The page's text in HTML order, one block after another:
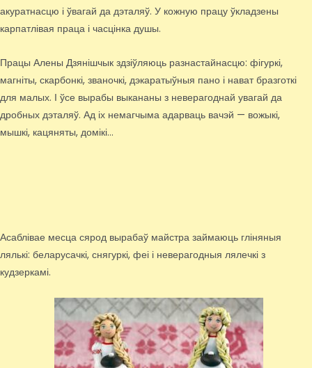
акуратнасцю і ўвагай да дэталяў. У кожную працу ўкладзены
карпатлівая праца і часцінка душы.
Працы Алены Дзянішчык здзіўляюць разнастайнасцю: фігуркі,
магніты, скарбонкі, званочкі, дэкаратыўныя пано і нават бразготкі
для малых. І ўсе вырабы выкананы з неверагоднай увагай да
дробных дэталяў. Ад іх немагчыма адарваць вачэй — вожыкі,
мышкі, кацяняты, домікі…
Асаблівае месца сярод вырабаў майстра займаюць гліняныя
лялькі: беларусачкі, снягуркі, феі і неверагодныя лялечкі з
кудзеркамі.